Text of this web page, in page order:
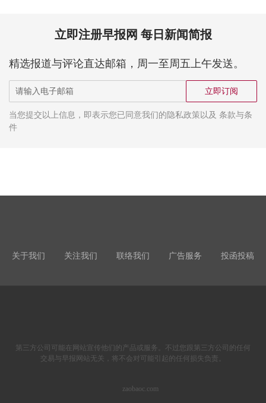
立即注册早报网 每日新闻简报
精选报道与评论直达邮箱，周一至周五上午发送。
立即订阅
当您提交以上信息，即表示您已同意我们的隐私政策以及 条款与条
件
关于我们 关注我们 联络我们 广告服务 投函投稿
第三方公司可能在网站宣传他们的产品或服务。不过您跟第三方公司的任何
交易与早报网站无关，将不会对可能引起的任何损失负责。
zaobaoc.com